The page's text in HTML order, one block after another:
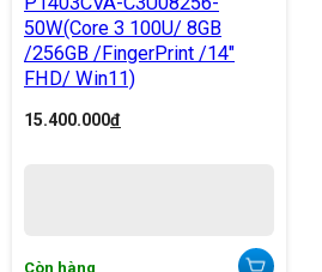
50W(Core 3 100U/ 8GB
/256GB /FingerPrint /14"
FHD/ Win11)
15.400.000đ
Còn hàng